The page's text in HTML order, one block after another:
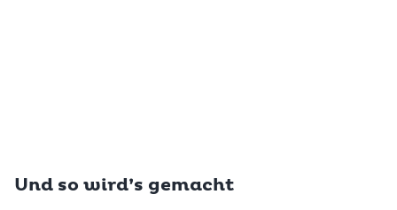
Und so wird’s gemacht